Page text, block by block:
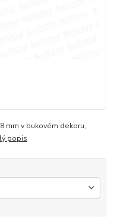
mm v bukovém dekoru,
popis